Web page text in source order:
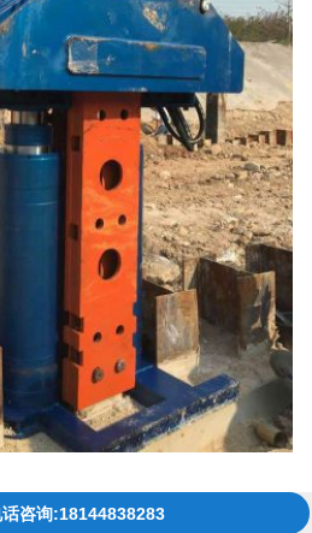
话咨询:18144838283